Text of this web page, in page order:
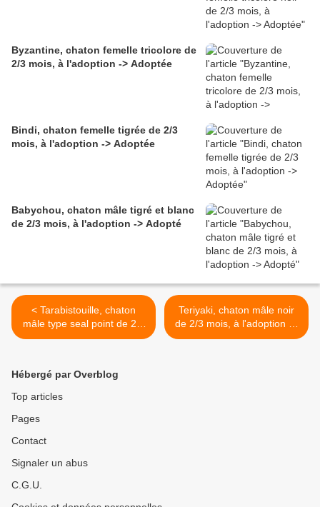
Byzantine, chaton femelle tricolore de
2/3 mois, à l'adoption -> Adoptée
Bindi, chaton femelle tigrée de 2/3
mois, à l'adoption -> Adoptée
Babychou, chaton mâle tigré et blanc
de 2/3 mois, à l'adoption -> Adopté
< Tarabistouille, chaton
mâle type seal point de 2/3
mois, à l'adoption -> adopté
Teriyaki, chaton mâle noir
de 2/3 mois, à l'adoption ->
adopté >
Hébergé par Overblog
Top articles
Pages
Contact
Signaler un abus
C.G.U.